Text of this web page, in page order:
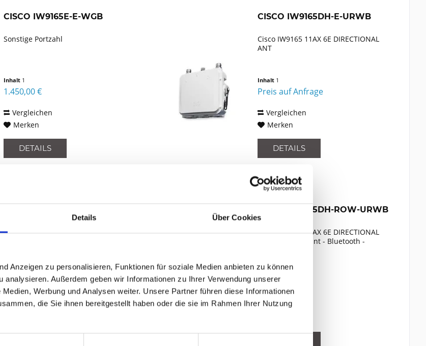
Details Über Cookies
Anzeigen zu personalisieren, Funktionen für soziale Medien anbieten zu können
analysieren. Außerdem geben wir Informationen zu Ihrer Verwendung unserer
Werbung und Analysen weiter. Unsere Partner führen diese Informationen
die Sie ihnen bereitgestellt haben oder die sie im Rahmen Ihrer Nutzung
CISCO IW9165E-E-WGB
Sonstige Portzahl
Inhalt 1
1.450,00 €
Vergleichen
Merken
DETAILS
CISCO IW9165DH-E-URWB
Cisco IW9165 11AX 6E DIRECTIONAL
ANT
Inhalt 1
Preis auf Anfrage
Vergleichen
Merken
DETAILS
Cisco IW9165 11AX 6E 4 RF PORTS E -
Preis auf Anfrage
Vergleichen
CISCO IW9165DH-ROW-URWB
Cisco IW9165 11AX 6E DIRECTIONAL
ANT - Access Point - Bluetooth -
1.199,00 €
Vergleichen